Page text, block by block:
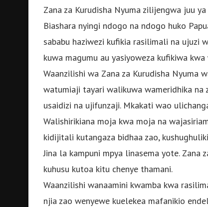
Zana za Kurudisha Nyuma zilijengwa juu
Biashara nyingi ndogo na ndogo huko
sababu haziwezi kufikia rasilimali na ujuzi
kuwa magumu au yasiyoweza kufikiwa
Waanzilishi wa Zana za Kurudisha
watumiaji tayari walikuwa wameridhika
usaidizi na ujifunzaji. Mkakati wao
Walishirikiana moja kwa moja na
kidijitali kutangaza bidhaa zao,
Jina la kampuni mpya linasema yote. Zana
kuhusu kutoa kitu chenye thamani.
Waanzilishi wanaamini kwamba kwa
njia zao wenyewe kuelekea mafanikio